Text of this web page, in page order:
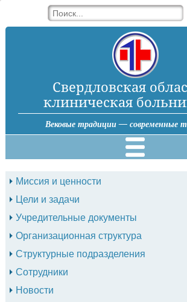
Свердловская
клиническая
Вековые традиции — современные
Миссия и ценности
Цели и задачи
Учредительные документы
Организационная структура
Структурные подразделения
Сотрудники
Новости